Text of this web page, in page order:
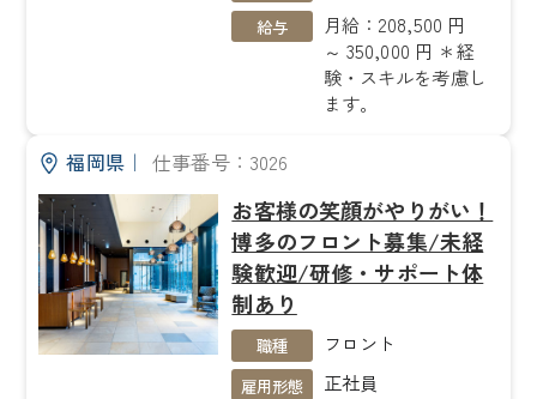
給与
月給：208,500 円
～ 350,000 円 ＊経
験・スキルを考慮し
ます。
福岡県｜ 仕事番号：3026
お客様の笑顔がやりがい！
博多のフロント募集/未経
験歓迎/研修・サポート体
制あり
職種 フロント
雇用形態 正社員